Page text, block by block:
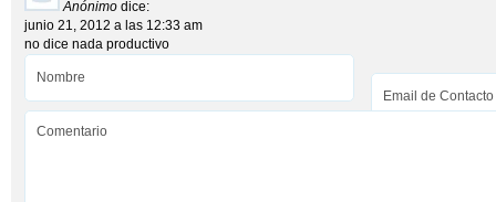
Anónimo dice:
junio 21, 2012 a las 12:33 am
no dice nada productivo